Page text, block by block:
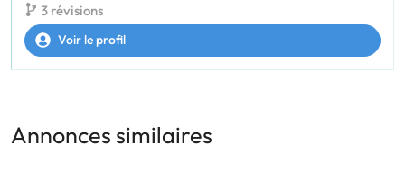
3 révisions
Voir le profil
Annonces similaires